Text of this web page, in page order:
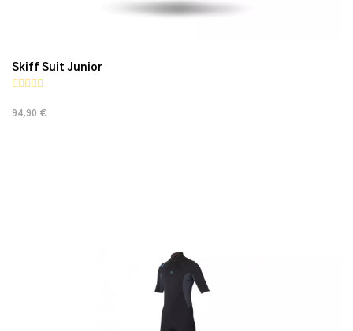
Skiff Suit Junior
94,90 €